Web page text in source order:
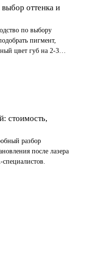
оттенка и
по выбору
пигмент,
цвет губ на 2-3
стоимость,
разбор
после лазера